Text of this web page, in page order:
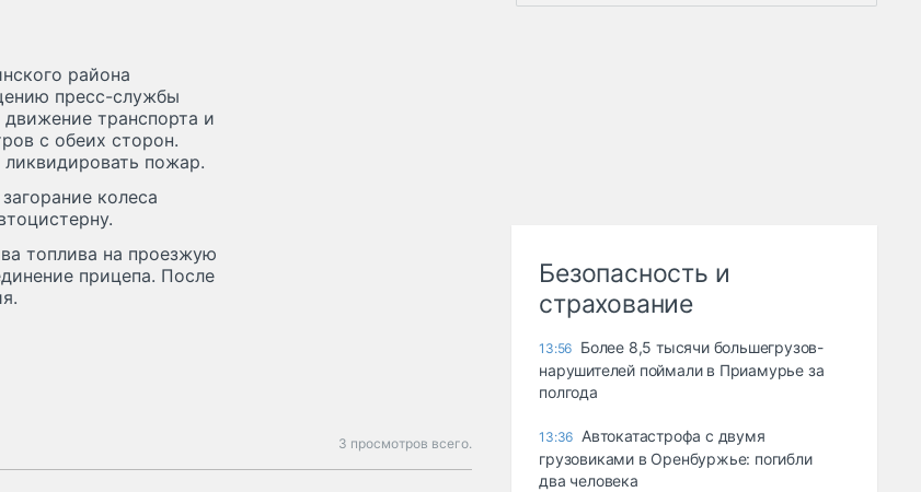
района
пресс-службы
транспорта и
с обеих сторон.
пожар.
колеса
топлива на проезжую
прицепа. После
3 просмотров всего.
Безопасность и
страхование
13:56 Более 8,5 тысячи большегрузов-
нарушителей поймали в Приамурье за
полгода
13:36 Автокатастрофа с двумя
грузовиками в Оренбуржье: погибли
два человека